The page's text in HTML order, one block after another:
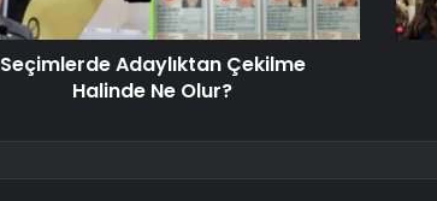
Seçimlerde Adaylıktan Çekilme
Halinde Ne Olur?